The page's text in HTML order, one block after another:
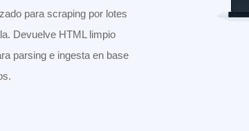
para scraping por lotes
Devuelve HTML limpio
parsing e ingesta en base